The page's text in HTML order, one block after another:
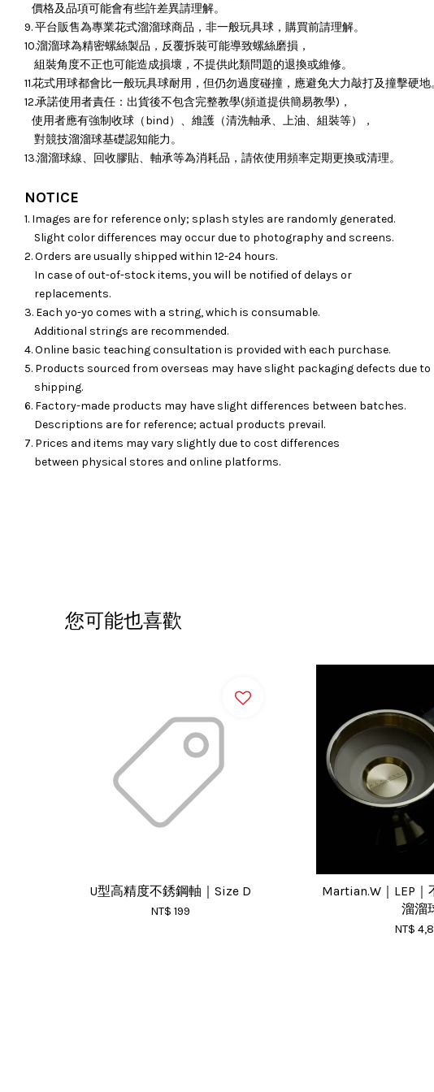
價格及品項可能會有些許差異請理解。
9. 平台販售為專業花式溜溜球商品，非一般玩具球，購買前請理解。
10.溜溜球為精密螺絲製品，反覆拆裝可能導致螺絲磨損，
組裝角度不正也可能造成損壞， 不提供此類問題的退換或維修。
11.花式用球都會比一般玩具球耐用，但仍勿過度碰撞，應避免大力敲打及撞擊硬地
12.承諾使用者責任：出貨後不包含完整教學(頻道提供簡易教學)，
使用者應有強制收球（bind）、維護（清洗軸承、上油、組裝等），
對競技溜溜球基礎認知能力。
13.溜溜球線、回收膠貼、軸承等為消耗品，請依使用頻率定期更換或清理。
NOTICE
1. Images are for reference only; splash styles are randomly generated.
Slight color differences may occur due to photography and screens.
2. Orders are usually shipped within 12-24 hours.
In case of out-of-stock items, you will be notified of delays or
replacements.
3. Each yo-yo comes with a string, which is consumable.
Additional strings are recommended.
4. Online basic teaching consultation is provided with each purchase.
5. Products sourced from overseas may have slight packaging defects due to
shipping.
6. Factory-made products may have slight differences between batches.
Descriptions are for reference; actual products prevail.
7. Prices and items may vary slightly due to cost differences
between physical stores and online platforms.
您可能也喜歡
U型高精度不銹鋼軸｜Size D
NT$ 199
Martian.W｜LEP
溜溜
NT$